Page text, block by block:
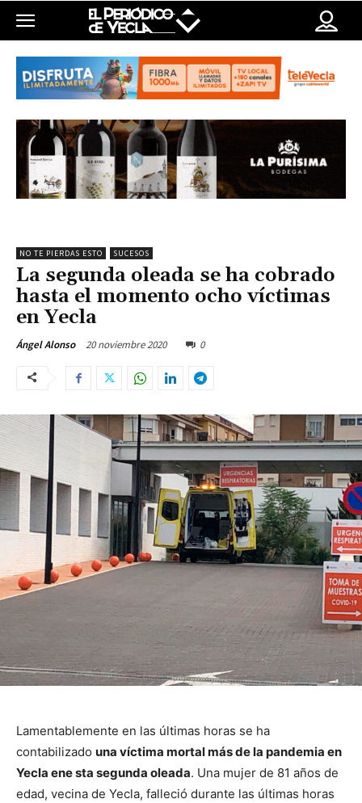
NO TE PIERDAS ESTO SUCESOS
La segunda oleada se ha cobrado
hasta el momento ocho víctimas
en Yecla
Ángel Alonso 20 noviembre 2020 0
Lamentablemente en las últimas horas se ha
contabilizado una víctima mortal más de la pandemia en
Yecla ene sta segunda oleada. Una mujer de 81 años de
edad, vecina de Yecla, falleció durante las últimas horas